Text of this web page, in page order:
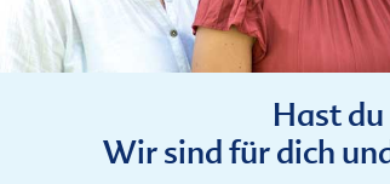
Hast du
Wir sind für dich